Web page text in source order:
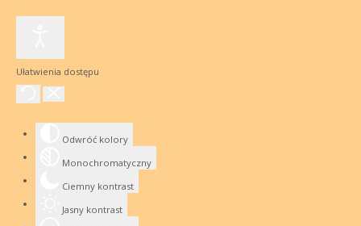
Ułatwienia dostępu
Odwróć kolory
Monochromatyczny
Ciemny kontrast
Jasny kontrast